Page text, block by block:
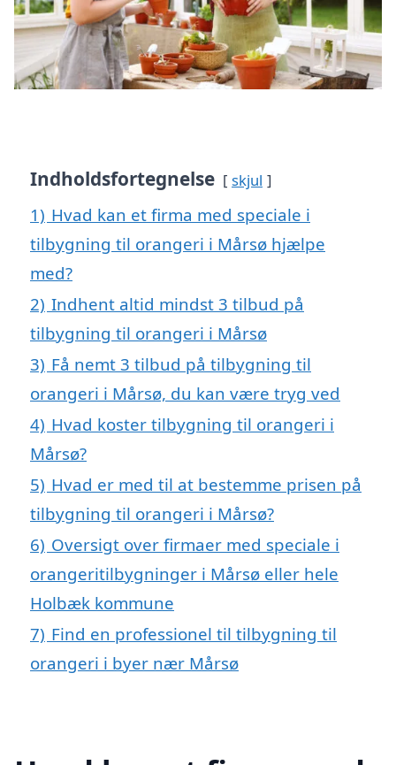
Indholdsfortegnelse skjul
1) Hvad kan et firma med speciale i
tilbygning til orangeri i Mårsø hjælpe
med?
2) Indhent altid mindst 3 tilbud på
tilbygning til orangeri i Mårsø
3) Få nemt 3 tilbud på tilbygning til
orangeri i Mårsø, du kan være tryg ved
4) Hvad koster tilbygning til orangeri i
Mårsø?
5) Hvad er med til at bestemme prisen på
tilbygning til orangeri i Mårsø?
6) Oversigt over firmaer med speciale i
orangeritilbygninger i Mårsø eller hele
Holbæk kommune
7) Find en professionel til tilbygning til
orangeri i byer nær Mårsø